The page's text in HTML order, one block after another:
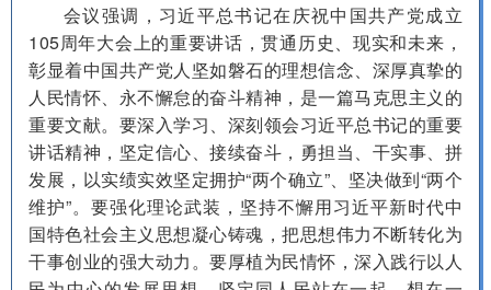
会议强调，习近平总书记在庆祝中国共产党成立
105周年大会上的重要讲话，贯通历史、现实和未来，
彰显着中国共产党人坚如磐石的理想信念、深厚真挚的
人民情怀、永不懈怠的奋斗精神，是一篇马克思主义的
重要文献。要深入学习、深刻领会习近平总书记的重要
讲话精神，坚定信心、接续奋斗，勇担当、干实事、拼
发展，以实绩实效坚定拥护“两个确立”、坚决做到“两个
维护”。要强化理论武装，坚持不懈用习近平新时代中
国特色社会主义思想凝心铸魂，把思想伟力不断转化为
干事创业的强大动力。要厚植为民情怀，深入践行以人